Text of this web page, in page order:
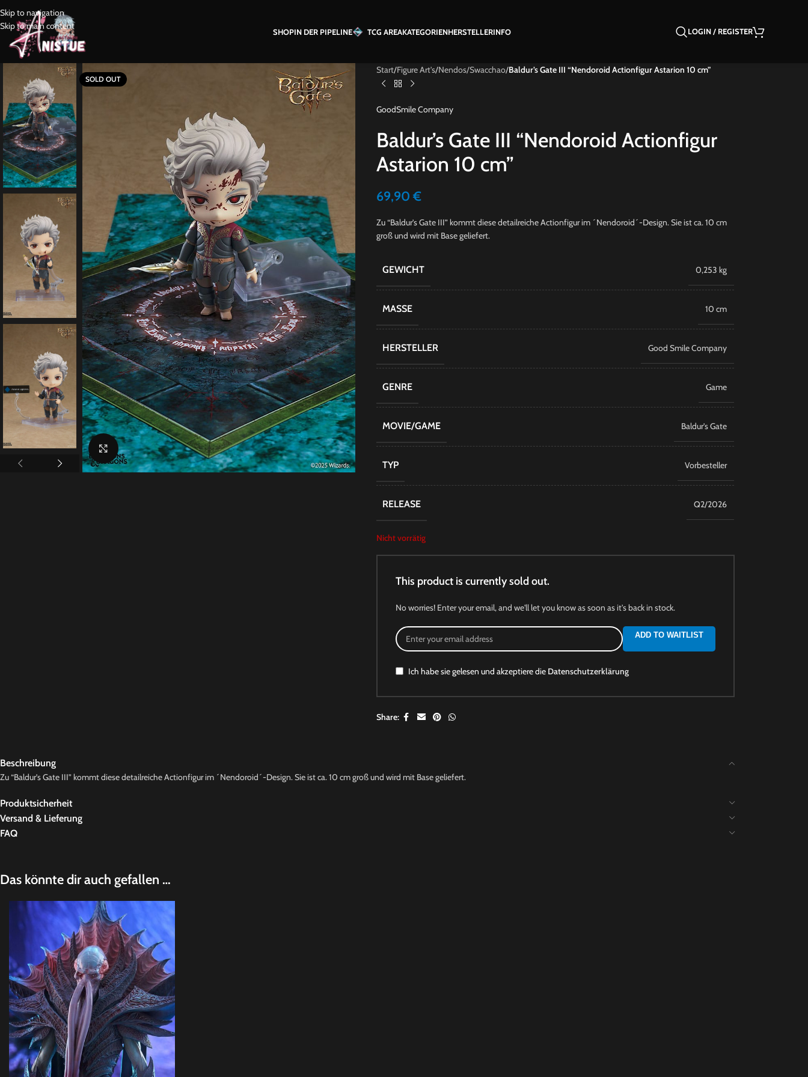
Skip to navigation
Skip to main content
SHOPIN DER PIPELINE TCG AREAKATEGORIENHERSTELLERINFO LOGIN / REGISTER
SOLD OUT
Click to enlarge
Start/Figure Art's/Nendos/Swacchao/Baldur’s Gate III “Nendoroid Actionfigur Astarion 10 cm”
GoodSmile Company
Baldur’s Gate III “Nendoroid Actionfigur
Astarion 10 cm”
69,90€
Zu “Baldur’s Gate III” kommt diese detailreiche Actionfigur im ´Nendoroid´-Design. Sie ist ca. 10 cm
groß und wird mit Base geliefert.
GEWICHT 0,253 kg
MASSE 10 cm
HERSTELLER Good Smile Company
GENRE Game
MOVIE/GAME Baldur’s Gate
TYP Vorbesteller
RELEASE Q2/2026
Nicht vorrätig
This product is currently sold out.
No worries! Enter your email, and we'll let you know as soon as it's back in stock.
ADD TO WAITLIST
Ich habe sie gelesen und akzeptiere die Datenschutzerklärung
Share:
Beschreibung
Zu “Baldur’s Gate III” kommt diese detailreiche Actionfigur im ´Nendoroid´-Design. Sie ist ca. 10 cm groß und wird mit Base geliefert.
Produktsicherheit
Versand & Lieferung
FAQ
Das könnte dir auch gefallen …